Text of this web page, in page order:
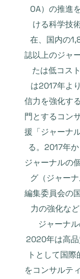
OA）の推進
ける科学技
在、国内の
誌以上のジャ
たは低コス
は2017年よ
信力を強化す
門とするコン
援「ジャーナ
る。2017年
ジャーナルの
グ（ジャー
編集委員会の
力の強化な
ジャーナ
2020年は高品
トとして国
をコンサルテ